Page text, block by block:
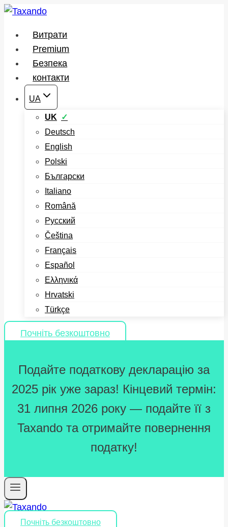
Перейти
вмісту
Витрати
Premium
Безпека
контакти
UA
UK
Deutsch
English
Polski
Български
Italiano
Română
Русский
Čeština
Français
Español
Ελληνικά
Hrvatski
Türkçe
Почніть безкоштовно
Подайте податкову декларацію за
2025 рік уже зараз! Кінцевий термін:
31 липня 2026 року — подайте її з
Taxando та отримайте повернення
податку!
Почніть безкоштовно